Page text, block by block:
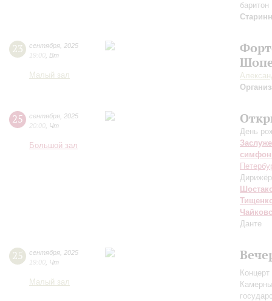
баритон
23 сентября 2025
19:00 Вт
Малый зал
25 сентября 2025
20:00 Чт
Большой зал
День
Данте
25 сентября 2025
19:00 Чт
Малый зал